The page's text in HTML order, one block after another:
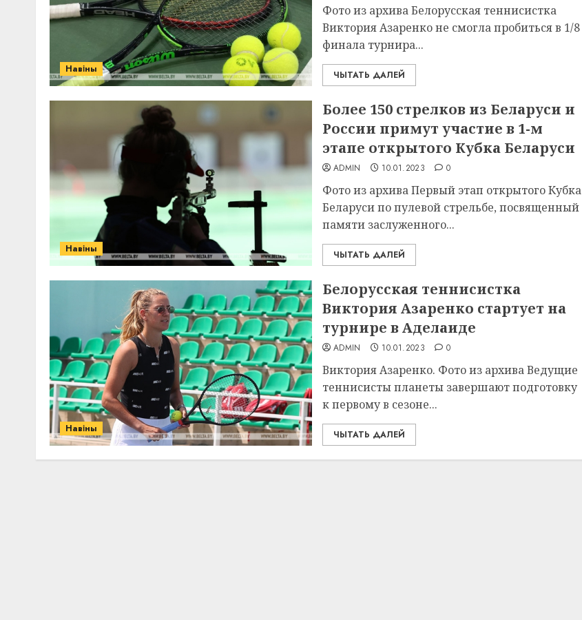
Навіны
Фото из архива Белорусская теннисистка
Виктория Азаренко не смогла пробиться в 1/8
финала турнира...
ЧЫТАТЬ ДАЛЕЙ
Навіны
Более 150 стрелков из Беларуси и
России примут участие в 1-м
этапе открытого Кубка Беларуси
ADMIN 10.01.2023 0
Фото из архива Первый этап открытого Кубка
Беларуси по пулевой стрельбе, посвященный
памяти заслуженного...
ЧЫТАТЬ ДАЛЕЙ
Навіны
Белорусская теннисистка
Виктория Азаренко стартует на
турнире в Аделаиде
ADMIN 10.01.2023 0
Виктория Азаренко. Фото из архива Ведущие
теннисисты планеты завершают подготовку
к первому в сезоне...
ЧЫТАТЬ ДАЛЕЙ